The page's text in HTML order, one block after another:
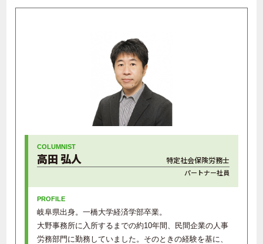
高田 弘人 特定社会保険労務士
パートナー社員
岐阜県出身。一橋大学経済学部卒業。
大野事務所に入所するまでの約10年間、民間企業の人事
労務部門に勤務していました。そのときの経験を基に、